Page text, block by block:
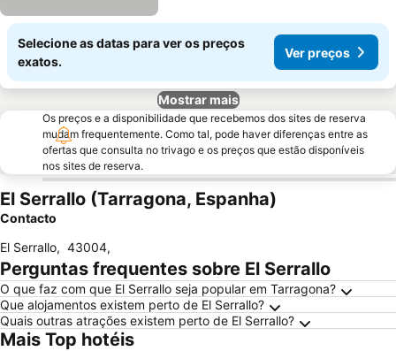
Selecione as datas para ver os preços
exatos.
Ver preços
Mostrar mais
Os preços e a disponibilidade que recebemos dos sites de reserva
mudam frequentemente. Como tal, pode haver diferenças entre as
ofertas que consulta no trivago e os preços que estão disponíveis
nos sites de reserva.
El Serrallo (Tarragona, Espanha)
Contacto
El Serrallo, 43004,
Perguntas frequentes sobre El Serrallo
O que faz com que El Serrallo seja popular em Tarragona?
Que alojamentos existem perto de El Serrallo?
Quais outras atrações existem perto de El Serrallo?
Mais Top hotéis